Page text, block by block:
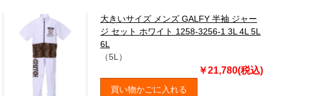
大きいサイズ メンズ GALFY 半袖 ジャー
ジ セット ホワイト 1258-3256-1 3L 4L 5L
6L
（5L）
￥21,780(税込)
買い物かごに入れる